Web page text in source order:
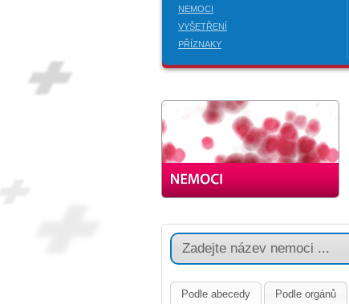
NEMOCI
VYŠETŘENÍ
PŘÍZNAKY
Podle abecedy Podle orgánů